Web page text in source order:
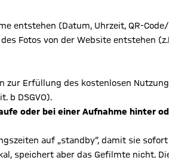
entstehen (Datum, Uhrzeit, QR-
Fotos von der Website entstehen
zur Erfüllung des kostenlosen
b DSGVO).
oder bei einer Aufnahme hinter
auf „standby“, damit sie
speichert aber das Gefilmte nicht.